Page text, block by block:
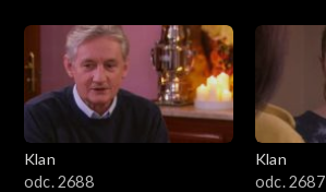
2501–2600
2401–2500
2301–2400
Klan
odc. 2688
Klan
odc. 2687